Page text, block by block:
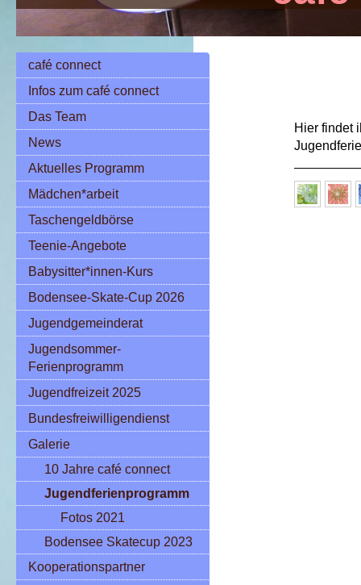
Hier findet
café connect
Infos zum café connect
Das Team
News
Aktuelles Programm
Mädchen*arbeit
Taschengeldbörse
Teenie-Angebote
Babysitter*innen-Kurs
Bodensee-Skate-Cup 2026
Jugendgemeinderat
Jugendsommer-
Ferienprogramm
Jugendfreizeit 2025
Bundesfreiwilligendienst
Galerie
10 Jahre café connect
Jugendferienprogramm
Fotos 2021
Bodensee Skatecup 2023
Kooperationspartner